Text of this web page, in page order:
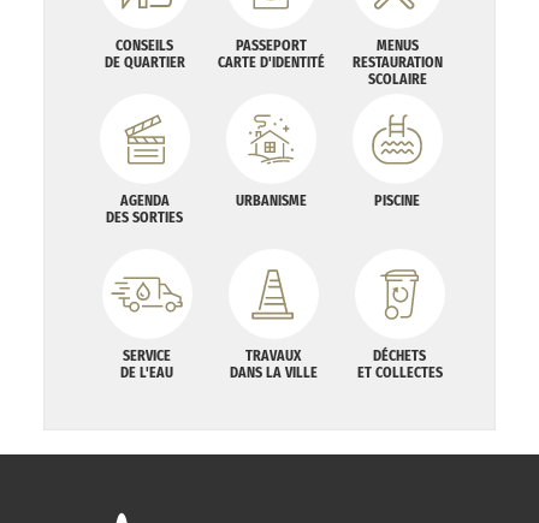
CONSEILS
DE QUARTIER
PASSEPORT
CARTE D'IDENTITÉ
MENUS
RESTAURATION
SCOLAIRE
AGENDA
DES SORTIES
URBANISME PISCINE
SERVICE
DE L'EAU
TRAVAUX
DANS LA VILLE
DÉCHETS
ET COLLECTES